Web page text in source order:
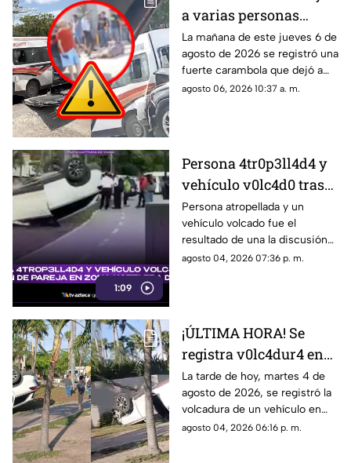
a varias personas
l3s10n4d4s en la Av.
Nichupté de Cancún
HOY, jueves 6 de agosto
de 2026; se reporta
La mañana de este jueves 6 de
agosto de 2026 se registró una
fuerte carambola que dejó a
varias personas lesionadas en
agosto 06, 2026 10:37 a. m.
1:09
Persona 4tr0p3ll4d4 y
vehículo v0lc4d0 tras
discusión de una
pareja: ¿Qué pasó en la
Zona Hotelera de
Cancún HOY, 4 de
Persona atropellada y un
vehículo volcado fue el
resultado de una la discusión
de una pareja. Aquí los detalles
agosto 04, 2026 07:36 p. m.
¡ÚLTIMA HORA! Se
registra v0lc4dur4 en
Zona Hotelera de
Cancún HOY, 4 de
agosto de 2026; esto se
sabe del 4cc1d3nt3 en
La tarde de hoy, martes 4 de
agosto de 2026, se registró la
volcadura de un vehículo en
Zona Hotelera de Cancún. Aquí
agosto 04, 2026 06:16 p. m.